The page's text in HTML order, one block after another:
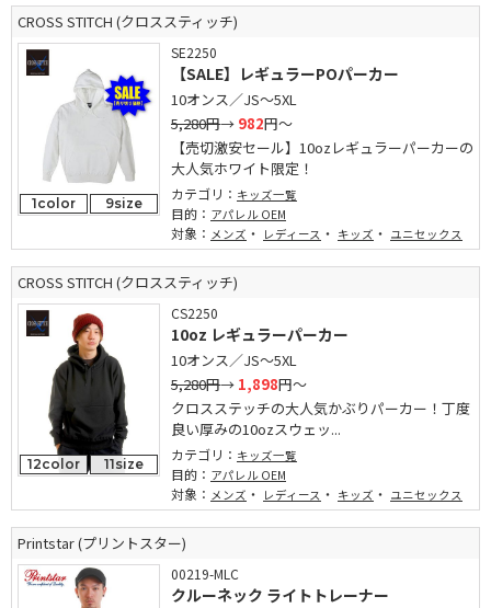
CROSS STITCH (クロススティッチ)
1color 9size
SE2250
【SALE】レギュラーPOパーカー
10オンス／JS～5XL
5,280円→ 982円～
【売切激安セール】10ozレギュラーパーカーの
大人気ホワイト限定！
カテゴリ： キッズ一覧
目的： アパレル OEM
対象： メンズ ・ レディース ・ キッズ ・ ユニセックス
CROSS STITCH (クロススティッチ)
12color 11size
CS2250
10oz レギュラーパーカー
10オンス／JS～5XL
5,280円→ 1,898円～
クロスステッチの大人気かぶりパーカー！丁度
良い厚みの10ozスウェッ...
カテゴリ： キッズ一覧
目的： アパレル OEM
対象： メンズ ・ レディース ・ キッズ ・ ユニセックス
Printstar (プリントスター)
00219-MLC
クルーネック ライトトレーナー